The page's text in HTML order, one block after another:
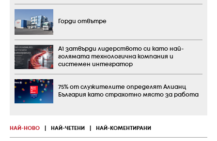
НАЙ-НОВО НАЙ-ЧЕТЕНИ НАЙ-КОМЕНТИРАНИ
Горди отвътре
А1 затвърди лидерството си като най-
голямата технологична компания и
системен интегратор
75% от служителите определят Алианц
България като страхотно място за работа